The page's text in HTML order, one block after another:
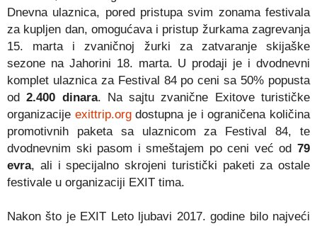
Dnevna ulaznica, pored pristupa svim zonama festivala
za kupljen dan, omogućava i pristup žurkama zagrevanja
15. marta i zvaničnoj žurki za zatvaranje skijaške
sezone na Jahorini 18. marta. U prodaji je i dvodnevni
komplet ulaznica za Festival 84 po ceni sa 50% popusta
od2.400 dinara. Na sajtu zvanične Exitove turističke
organizacije exittrip.orgdostupna je i ograničena količina
promotivnih paketa sa ulaznicom za Festival 84, te
dvodnevnim ski pasom i smeštajem po ceni već od 79
evra, ali i specijalno skrojeni turistički paketi za ostale
festivale u organizaciji EXIT tima.
Nakon što je EXIT Leto ljubavi 2017. godine bilo najveći